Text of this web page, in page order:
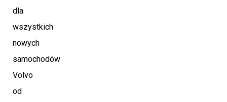
dla
wszystkich
nowych
samochodów
Volvo
od